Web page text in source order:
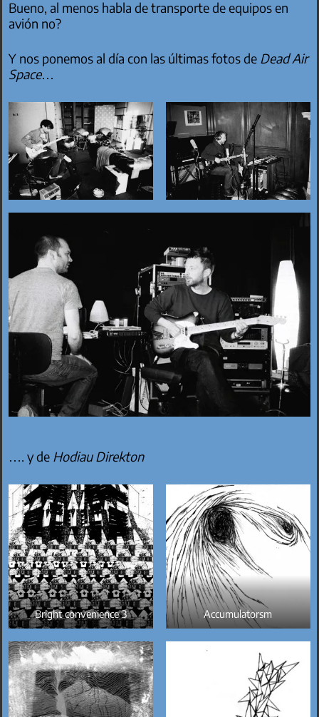
Bueno, al menos habla de transporte de equipos en
avión no?
Y nos ponemos al día con las últimas fotos de Dead Air
Space…
…. y de Hodiau Direkton
Bright convenience 3 Accumulatorsm